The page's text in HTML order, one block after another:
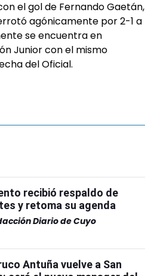
el gol de Fernando Gaetán,
agónicamente por 2-1 a
se encuentra en
Junior con el mismo
del Oficial.
recibió respaldo de
y retoma su agenda
Diario de Cuyo
Antuña vuelve a San